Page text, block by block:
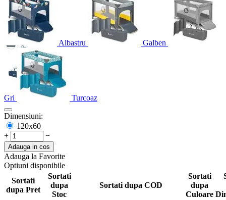
Albastru Galben
Gri Turcoaz
Dimensiuni:
120x60
+
−
Adauga in cos
Adauga la Favorite
Optiuni disponibile
Sortati
dupa Pret
Sortati
dupa
Stoc
Sortati dupa COD
Sortati
dupa
Culoare